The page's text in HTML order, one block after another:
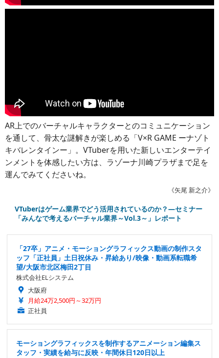
AR上でのバーチャルキャラクターとのコミュニケーション
を通して、骨太な謎解きが楽しめる「V×R GAME ーナゾト
キバレンタインー」。VTuberを用いた新しいエンターテイ
ンメントを体感したい方は、ラゾーナ川崎プラザまで足を
運んでみてくださいね。
《矢尾 新之介》
VTuberはゲーム業界でどう活用されているのか？―セミナー
「みんなで考えるバーチャル業界～Vol.3～」レポート
「27卒」アニメ・モーショングラフィックス動画の制作スタ
ッフ「正社員」土日祝休み・昇給あり/映像・動画系転職希
望/大阪市北区梅田2丁目
株式会社ELシステム
大阪府
月給24万2,500円～32万円
正社員
モーショングラフィックスを制作するアニメーション編集ス
タッフ・実績を給与に反映・年間休日120日以上